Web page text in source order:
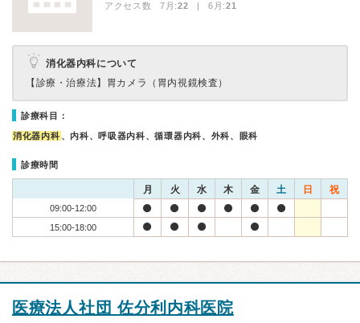
アクセス数 7月:22 | 6月:21
消化器内科について
【診療・治療法】 胃カメラ（胃内視鏡検査）
診療科目：
消化器内科 、内科、呼吸器内科、循環器内科、外科、眼科
診療時間
月 火 水 木 金 土 日 祝
09:00-12:00
15:00-18:00
医療法人社団 佐分利内科医院